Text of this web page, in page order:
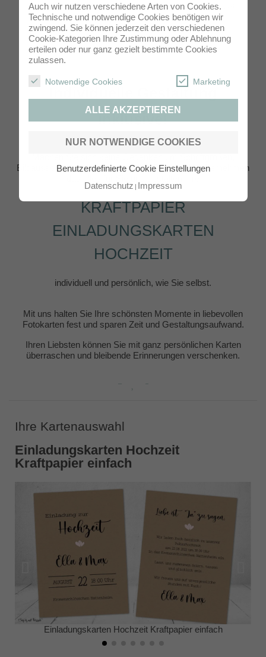
Auch wir nutzen verschiedene Arten von Cookies.
Technische und notwendige Cookies benötigen wir
zwingend. Sie können jederzeit den verschiedenen
Cookie-Kategorien Ihre Zustimmung oder Ablehnung
erteilen oder nur ganz gezielt bestimmte Cookies
zulassen.
Notwendige Cookies Marketing
ALLE AKZEPTIEREN
NUR NOTWENDIGE COOKIES
Benutzerdefinierte Cookie Einstellungen
Datenschutz Impressum
Einladung Hochzeit Save the Date 2-seitig Postkarte DIN A6
Individuelle Gestaltung
inklusive!
Bildausschnitte und die passenden Farben. Wir übernehmen
KRAFTPAPIER
EINLADUNGSKARTEN
HOCHZEIT
individuell und persönlich, wie Sie selbst.
Mit uns halten Sie Ihre schönsten Momente in liebevollen
Fotokarten fest und sparen Zeit und Gestaltungsaufwand.
Ihren Liebsten können Sie mit ganz persönlichen Karten
überraschen und bleibende Erinnerungen verschenken.
Ihre Kartenauswahl
Einladungskarten Hochzeit
Kraftpapier einfach
Einladungskarten Hochzeit Kraftpapier einfach